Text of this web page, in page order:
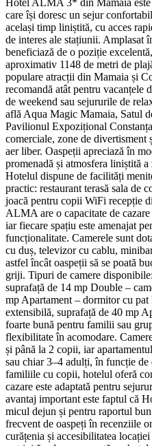
care își doresc un sejur
același timp liniștită, cu acces
de interes ale stațiunii. Amplasat
beneficiază de o poziție
aproximativ 1148 de metri de
populare atracții din Mamaia și
recomandă atât pentru vacanțele
de weekend sau sejururile de
află Aqua Magic Mamaia, Satul
Pavilionul Expozițional
comerciale, zone de
aer liber. Oaspeții apreciază în
promenadă și atmosfera liniștită
Hotelul dispune de facilități
practic: restaurant terasă sala de
joacă pentru copii WiFi recepție
ALMA are o capacitate de
iar fiecare spațiu este amenajat
funcționalitate. Camerele sunt
cu duș, televizor cu cablu,
astfel încât oaspeții să se poată
griji. Tipuri de camere
suprafață de 14 mp Double –
mp Apartament – dormitor cu
extensibilă, suprafață de 40 mp
foarte bună pentru familii sau
flexibilitate în acomodare.
și până la 2 copii, iar
sau chiar 3–4 adulți, în funcție
familiile cu copii, hotelul oferă
cazare este adaptată pentru
avantaj important este faptul că
micul dejun și pentru raportul
frecvent de oaspeți în recenziile
curățenia și accesibilitatea